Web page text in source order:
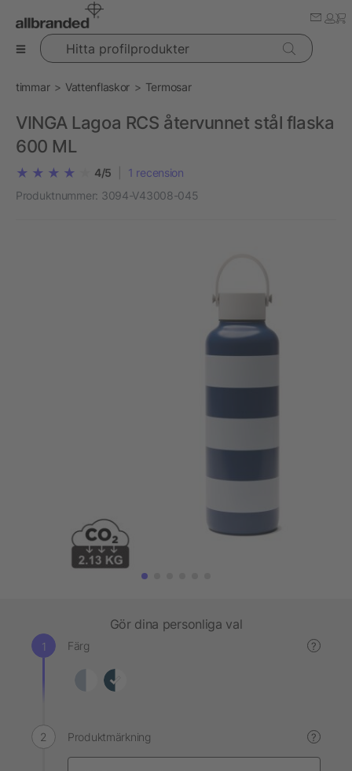
Hitta profilprodukter
timmar Vattenflaskor Termosar
VINGA Lagoa RCS återvunnet stål flaska
600 ML
4/5 1 recension
Produktnummer: 3094-V43008-045
Gör dina personliga val
Färg ?
Produktmärkning ?